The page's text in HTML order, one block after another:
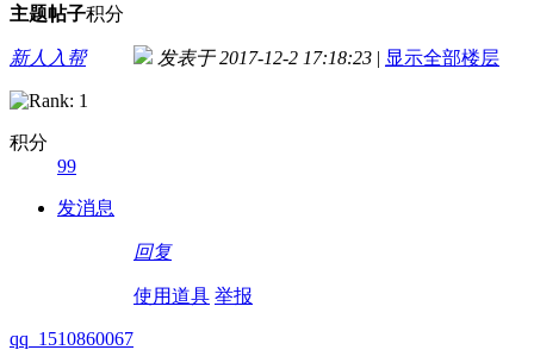
主题帖子积分
新人入帮
积分
99
发消息
发表于 2017-12-2 17:18:23 | 显示全部楼层
回复
使用道具 举报
qq_1510860067